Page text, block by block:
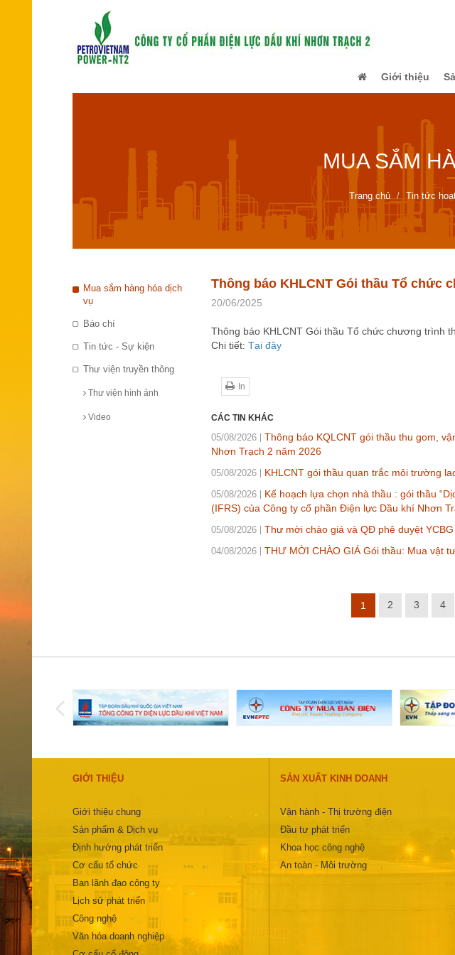
Giới thiệu
MUA SẮM
Trang chủ Tin tức
Mua sắm hàng hóa dịch
vụ
Báo chí
Tin tức - Sự kiện
Thư viện truyền thông
Thư viện hình ảnh
Video
Thông báo KHLCNT Gói thầu Tổ chức
20/06/2025
Thông báo KHLCNT Gói thầu Tổ chức chương trình
Chi tiết: Tại đây
In
CÁC TIN KHÁC
05/08/2026
Thông báo KQLCNT gói thầu thu gom,
Nhơn Trạch 2 năm 2026
05/08/2026 KHLCNT gói thầu quan trắc môi trường
05/08/2026
Kế hoạch lựa chọn nhà thầu : gói thầu
(IFRS) của Công ty cổ phần Điện lực Dầu khí Nhơn
05/08/2026 Thư mời chào giá và QĐ phê duyệt
04/08/2026 THƯ MỜI CHÀO GIÁ Gói thầu: Mua vật
1 2 3 4
GIỚI THIỆU
Giới thiệu chung
Sản phẩm & Dịch vụ
Định hướng phát triển
Cơ cấu tổ chức
Ban lãnh đạo công ty
Lịch sử phát triển
Công nghệ
Văn hóa doanh nghiệp
SẢN XUẤT KINH DOANH
Vận hành - Thị trường điện
Đầu tư phát triển
Khoa học công nghệ
An toàn - Môi trường